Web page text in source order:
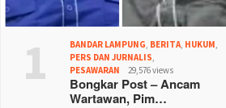
1 BANDAR LAMPUNG BERITA HUKUM
PERS DAN JURNALIS
PESAWARAN
29,576 views
Bongkar Post – Ancam
Wartawan, Pim…